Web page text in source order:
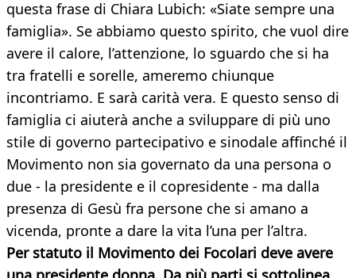
questa frase di Chiara Lubich: «Siate sempre una
famiglia». Se abbiamo questo spirito, che vuol dire
avere il calore, l’attenzione, lo sguardo che si ha
tra fratelli e sorelle, ameremo chiunque
incontriamo. E sarà carità vera. E questo senso di
famiglia ci aiuterà anche a sviluppare di più uno
stile di governo partecipativo e sinodale affinché il
Movimento non sia governato da una persona o
due - la presidente e il copresidente - ma dalla
presenza di Gesù fra persone che si amano a
vicenda, pronte a dare la vita l’una per l’altra.
Per statuto il Movimento dei Focolari deve avere